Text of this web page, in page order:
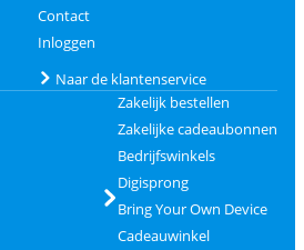
Contact
Inloggen
Naar de klantenservice
Zakelijk bestellen
Zakelijke cadeaubonnen
Bedrijfswinkels
Digisprong
Bring Your Own Device
Cadeauwinkel